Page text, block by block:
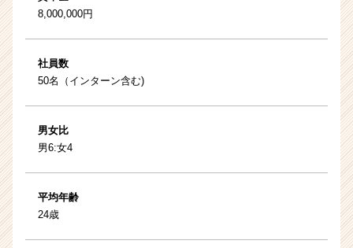
8,000,000円
社員数
50名（インターン含む)
男女比
男6:女4
平均年齢
24歳